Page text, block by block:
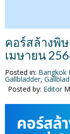
คอร์สล้างพิ
เมษายน
Posted in: Bangkok
Gallbladder,
Posted by: Editor